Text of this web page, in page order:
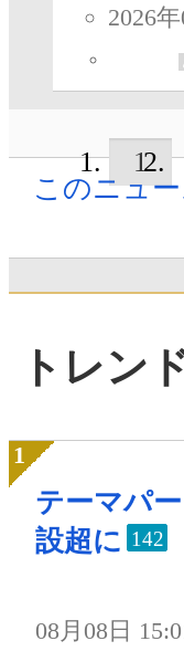
2026
1
このニュ
トレン
テーマパ
設超に 142
08月08日